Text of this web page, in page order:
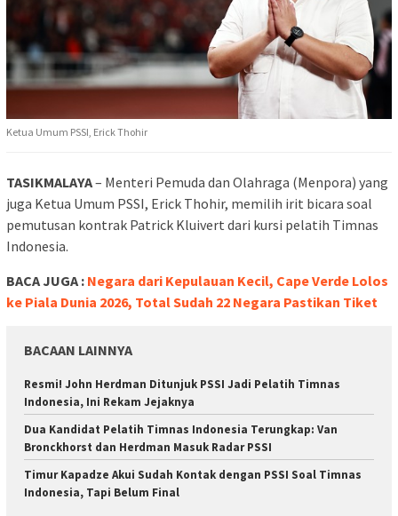
Ketua Umum PSSI, Erick Thohir
TASIKMALAYA– Menteri Pemuda dan Olahraga (Menpora) yang
juga Ketua Umum PSSI, Erick Thohir, memilih irit bicara soal
pemutusan kontrak Patrick Kluivert dari kursi pelatih Timnas
Indonesia.
BACA JUGA : Negara dari Kepulauan Kecil, Cape Verde Lolos
ke Piala Dunia 2026, Total Sudah 22 Negara Pastikan Tiket
BACAAN LAINNYA
Resmi! John Herdman Ditunjuk PSSI Jadi Pelatih Timnas
Indonesia, Ini Rekam Jejaknya
Dua Kandidat Pelatih Timnas Indonesia Terungkap: Van
Bronckhorst dan Herdman Masuk Radar PSSI
Timur Kapadze Akui Sudah Kontak dengan PSSI Soal Timnas
Indonesia, Tapi Belum Final